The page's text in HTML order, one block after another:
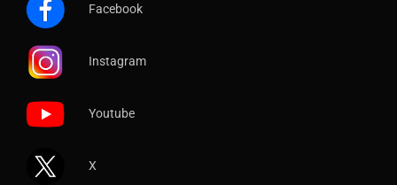
Facebook
Instagram
Youtube
X